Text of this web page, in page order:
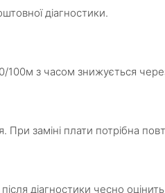
діагностики.
з часом знижується
заміні плати потрібна
діагностики чесно оцінить